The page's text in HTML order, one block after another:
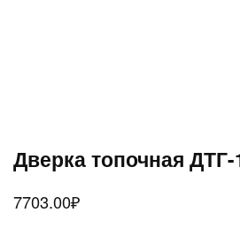
Дверка топочная ДТГ-
7703.00₽